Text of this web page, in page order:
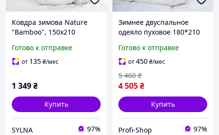
Ковдра зимова Nature
"Bamboo", 150x210
Готово к отправке
от 135₴/мес
1 349₴
Купить
SYLNA 97%
Зимнее двуспальное
одеяло пуховое 180*210
гипоаллергенное Feather
ТЕП Белое (11670180210)
Готово к отправке
от450₴/мес
4 505₴
5 460 ₴
Купить
Profi-Shop 97%